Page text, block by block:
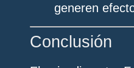
generen
Conclusión